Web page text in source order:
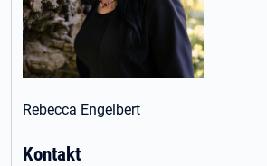
Rebecca Engelbert
Kontakt